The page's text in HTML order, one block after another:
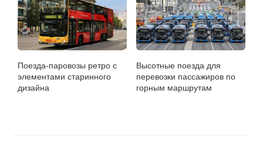
Поезда-паровозы ретро с
элементами старинного
дизайна
Высотные поезда для
перевозки пассажиров по
горным маршрутам